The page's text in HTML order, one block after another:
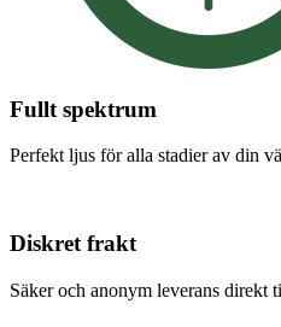
Fullt spektrum
Perfekt ljus för alla stadier av din
Diskret frakt
Säker och anonym leverans direkt